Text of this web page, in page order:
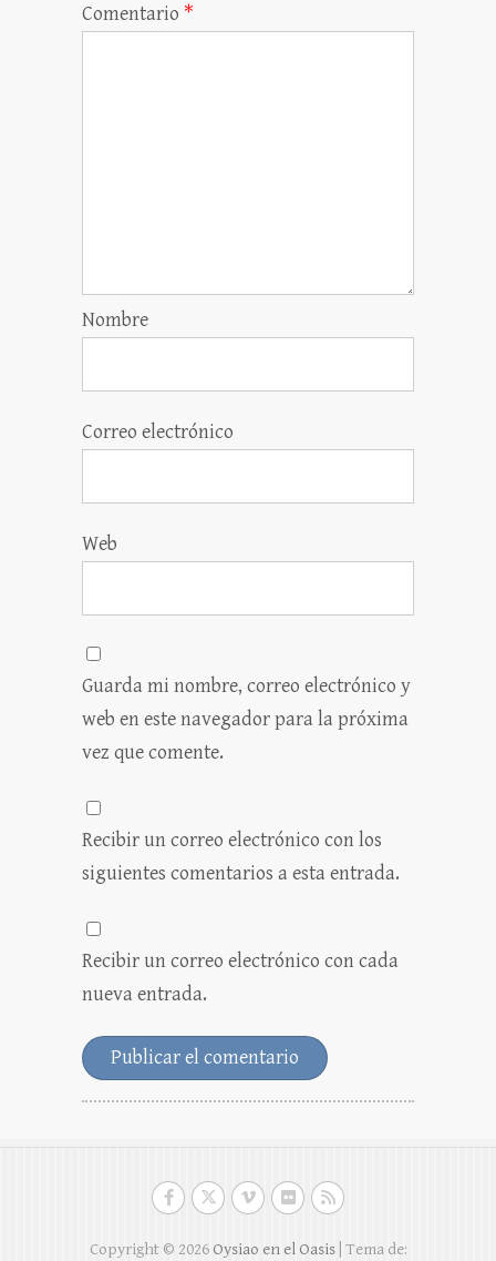
Comentario *
Nombre
Correo electrónico
Web
Guarda mi nombre, correo electrónico y
web en este navegador para la próxima
vez que comente.
Recibir un correo electrónico con los
siguientes comentarios a esta entrada.
Recibir un correo electrónico con cada
nueva entrada.
Copyright © 2026 Oysiao en el Oasis| Tema de: